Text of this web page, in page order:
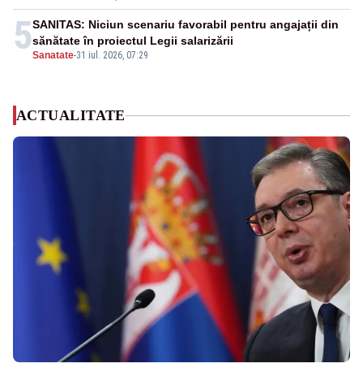
5Sanatate-31 iul. 2026, 07:29
SANITAS: Niciun scenariu favorabil pentru angajații din
sănătate în proiectul Legii salarizării
ACTUALITATE